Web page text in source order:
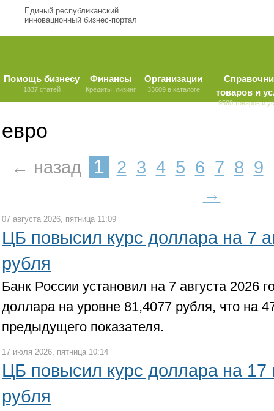
Единый республиканский
инновационный бизнес-портал
Помощь бизнесу
1837 статей
Финансы
Кредиты, лизинг
Организации
33609 в каталоге
товаров и
9580 товаров и
евро
← назад 1 2 3 4 5 6 7 8 9
→
07 августа 2026, пятница 11:09
ЦБ повысил курс доллара на 7
рубля
Банк России установил на 7 августа 2026
доллара на уровне 81,4077 рубля, что на
предыдущего показателя.
17 июля 2026, пятница 10:14
ЦБ повысил курс доллара на
рубля